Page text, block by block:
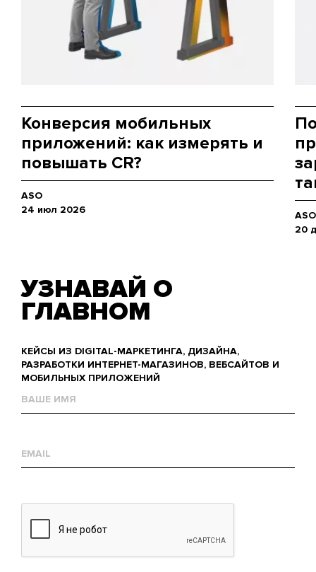
Конверсия мобильных
приложений: как измерять и
повышать CR?
ASO
24 июл 2026
ASO
20
УЗНАВАЙ О
ГЛАВНОМ
КЕЙСЫ ИЗ DIGITAL-МАРКЕТИНГА, ДИЗАЙНА,
РАЗРАБОТКИ ИНТЕРНЕТ-МАГАЗИНОВ, ВЕБСАЙТОВ И
МОБИЛЬНЫХ ПРИЛОЖЕНИЙ
mail